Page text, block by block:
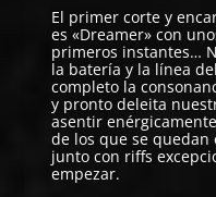
El primer corte y
es «Dreamer» con
primeros instantes…
la batería y la línea
completo la
y pronto deleita
asentir
de los que se quedan
junto con riffs
empezar.